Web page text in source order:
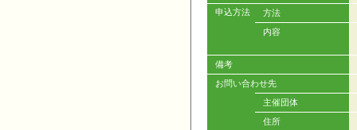
申込方法
方法
内容
備考
お問い合わせ先
主催団体
住所